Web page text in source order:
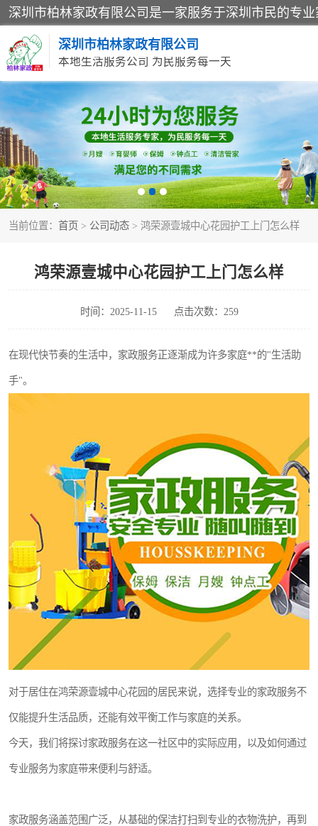
深圳市柏林家政有限公司
本地生活服务公司 为民服务每一天
当前位置： 首页 > 公司动态 > 鸿荣源壹城中心花园护工上门怎么样
鸿荣源壹城中心花园护工上门怎么样
时间：2025-11-15 点击次数：259
在现代快节奏的生活中，家政服务正逐渐成为许多家庭**的"生活助
手"。
对于居住在鸿荣源壹城中心花园的居民来说，选择专业的家政服务不
仅能提升生活品质，还能有效平衡工作与家庭的关系。
今天，我们将探讨家政服务在这一社区中的实际应用，以及如何通过
专业服务为家庭带来便利与舒适。
家政服务涵盖范围广泛，从基础的保洁打扫到专业的衣物洗护，再到
家居保洁
家庭保姆